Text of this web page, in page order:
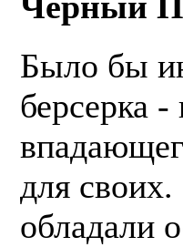
Было бы
берсерка
для
обладали